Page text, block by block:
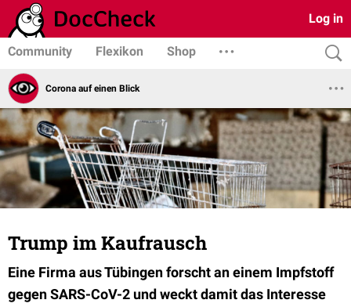
Log in
Community Flexikon Shop
Corona auf einen Blick
Trump im Kaufrausch
Eine Firma aus Tübingen forscht an einem Impfstoff
gegen SARS-CoV-2 und weckt damit das Interesse